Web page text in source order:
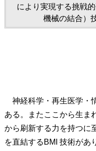
により実現する挑戦
機械の結合）
神経科学・再生医学・
ある。またここから生ま
から刷新する力を持つに
を直結するBMI 技術があ